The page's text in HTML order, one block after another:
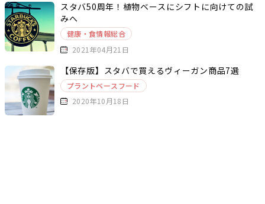
スタバ50周年！植物ベースにシフトに向けての試
みへ
健康・食情報総合
2021年04月21日
【保存版】スタバで買えるヴィーガン商品7選
プラントベースフード
2020年10月18日